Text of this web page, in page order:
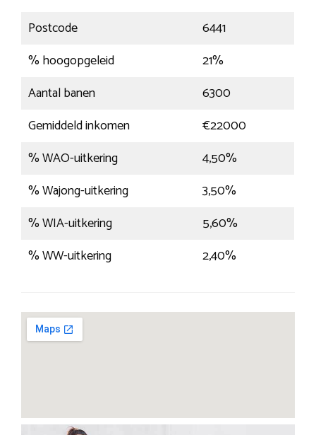
Postcode
6441
% hoogopgeleid
21%
Aantal banen
6300
Gemiddeld inkomen
€22000
% WAO-uitkering
4,50%
% Wajong-uitkering
3,50%
% WIA-uitkering
5,60%
% WW-uitkering
2,40%